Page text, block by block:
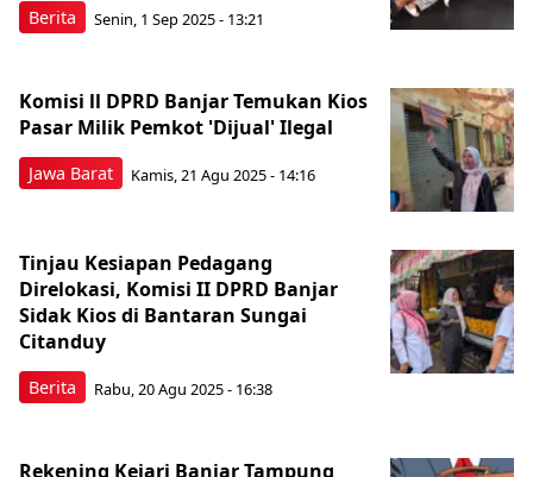
Berita Senin, 1 Sep 2025 - 13:21
Jawa Barat
Komisi ll DPRD Banjar Temukan Kios
Pasar Milik Pemkot 'Dijual' Ilegal
Kamis, 21 Agu 2025 - 14:16
Berita
Tinjau Kesiapan Pedagang
Direlokasi, Komisi II DPRD Banjar
Sidak Kios di Bantaran Sungai
Citanduy
Rabu, 20 Agu 2025 - 16:38
Rekening Kejari Banjar Tampung